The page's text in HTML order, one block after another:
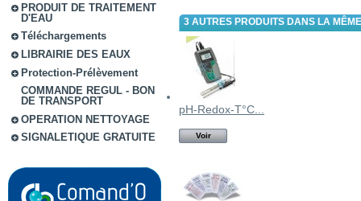
PRODUIT DE TRAITEMENT
D'EAU
Téléchargements
LIBRAIRIE DES EAUX
Protection-Prélèvement
COMMANDE REGUL - BON
DE TRANSPORT
OPERATION NETTOYAGE
SIGNALETIQUE GRATUITE
3 AUTRES PRODUITS DANS LA
pH-Redox-T°C...
Voir